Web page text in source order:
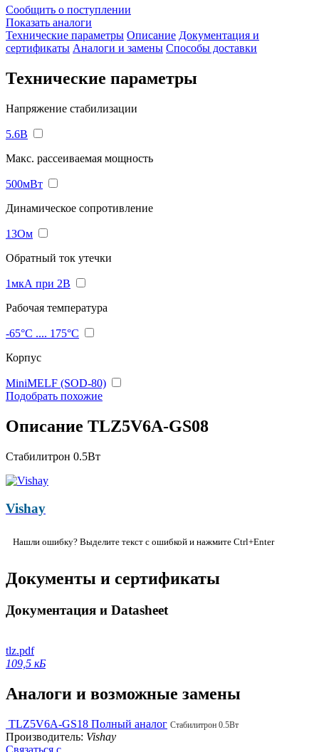
Сообщить о поступлении
Показать аналоги
Технические параметры Описание Документация и
сертификаты Аналоги и замены Способы доставки
Технические параметры
Напряжение стабилизации
5.6В
Макс. рассеиваемая мощность
500мВт
Динамическое сопротивление
13Ом
Обратный ток утечки
1мкА при 2В
Рабочая температура
-65°C .... 175°C
Корпус
MiniMELF (SOD-80)
Подобрать похожие
Описание TLZ5V6A-GS08
Стабилитрон 0.5Вт
Vishay
Нашли ошибку? Выделите текст с ошибкой и нажмите Ctrl+Enter
Документы и сертификаты
Документация и Datasheet
tlz.pdf
109,5 кБ
Аналоги и возможные замены
TLZ5V6A-GS18 Полный аналог Стабилитрон 0.5Вт
Производитель: Vishay
Связаться с